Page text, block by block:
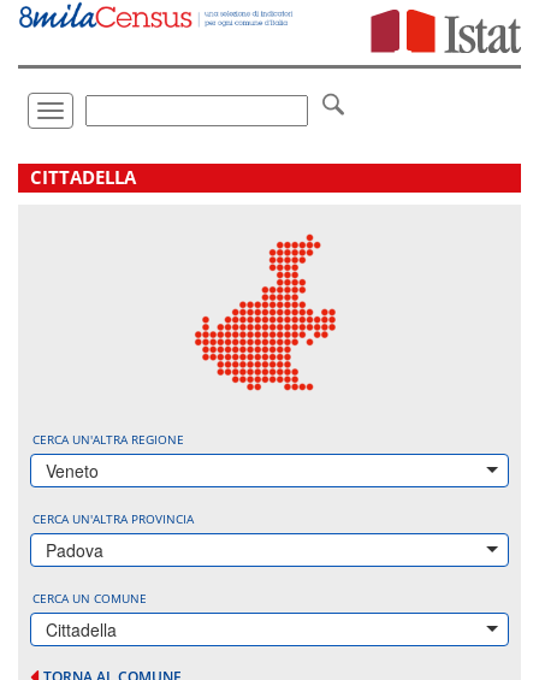
Vai
direttamente
Toggle
navigation
.
CITTADELLA
CERCA UN'ALTRA REGIONE
Veneto
CERCA UN'ALTRA PROVINCIA
Padova
CERCA UN COMUNE
Cittadella